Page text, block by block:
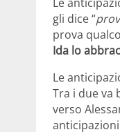
gli dice “
prova
Ida lo
Le
Tra i due va
verso